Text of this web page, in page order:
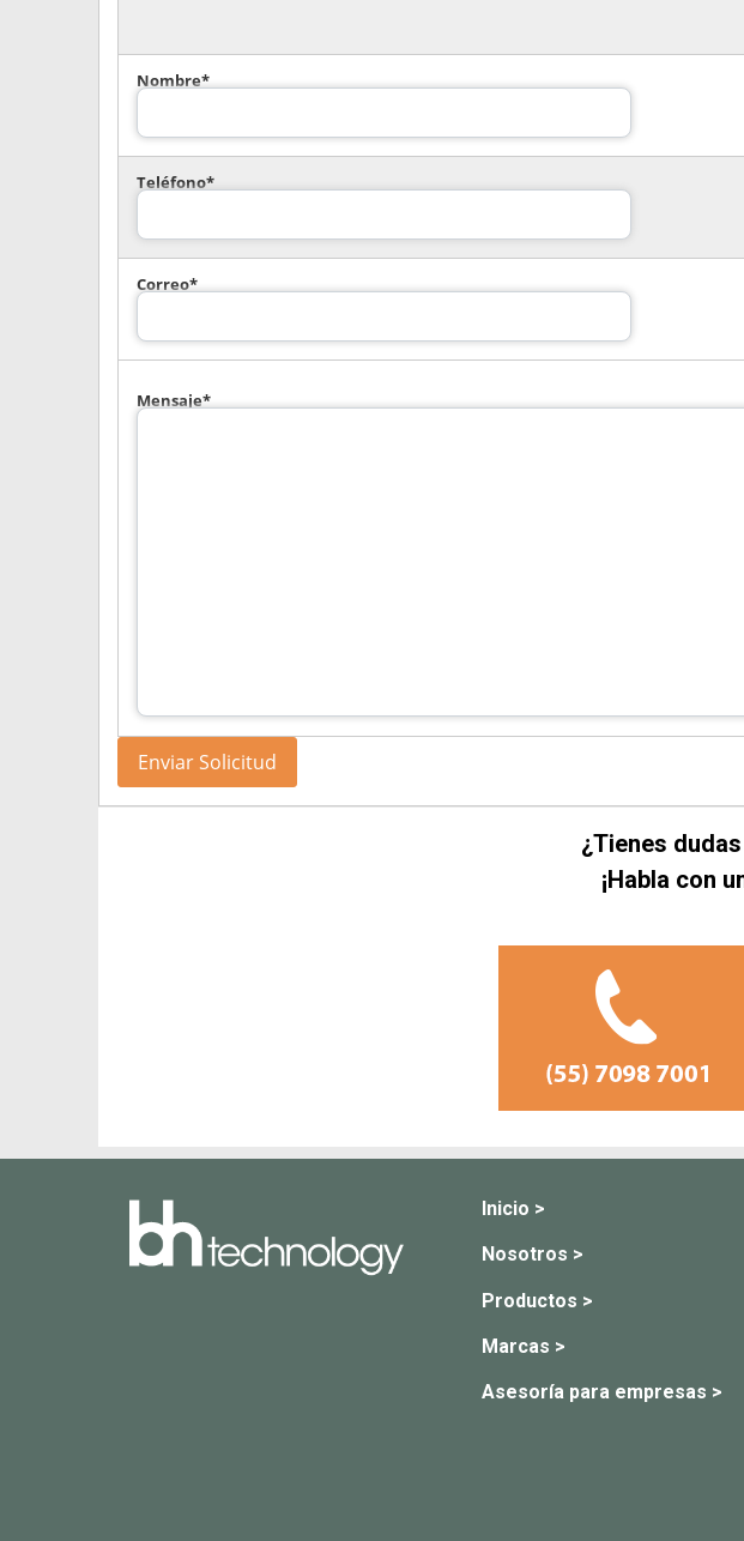
Nombre*
Teléfono*
Correo*
Mensaje*
¿Tienes
¡Habla con
Inicio >
Nosotros >
Productos >
Marcas >
Asesoría para empresas >